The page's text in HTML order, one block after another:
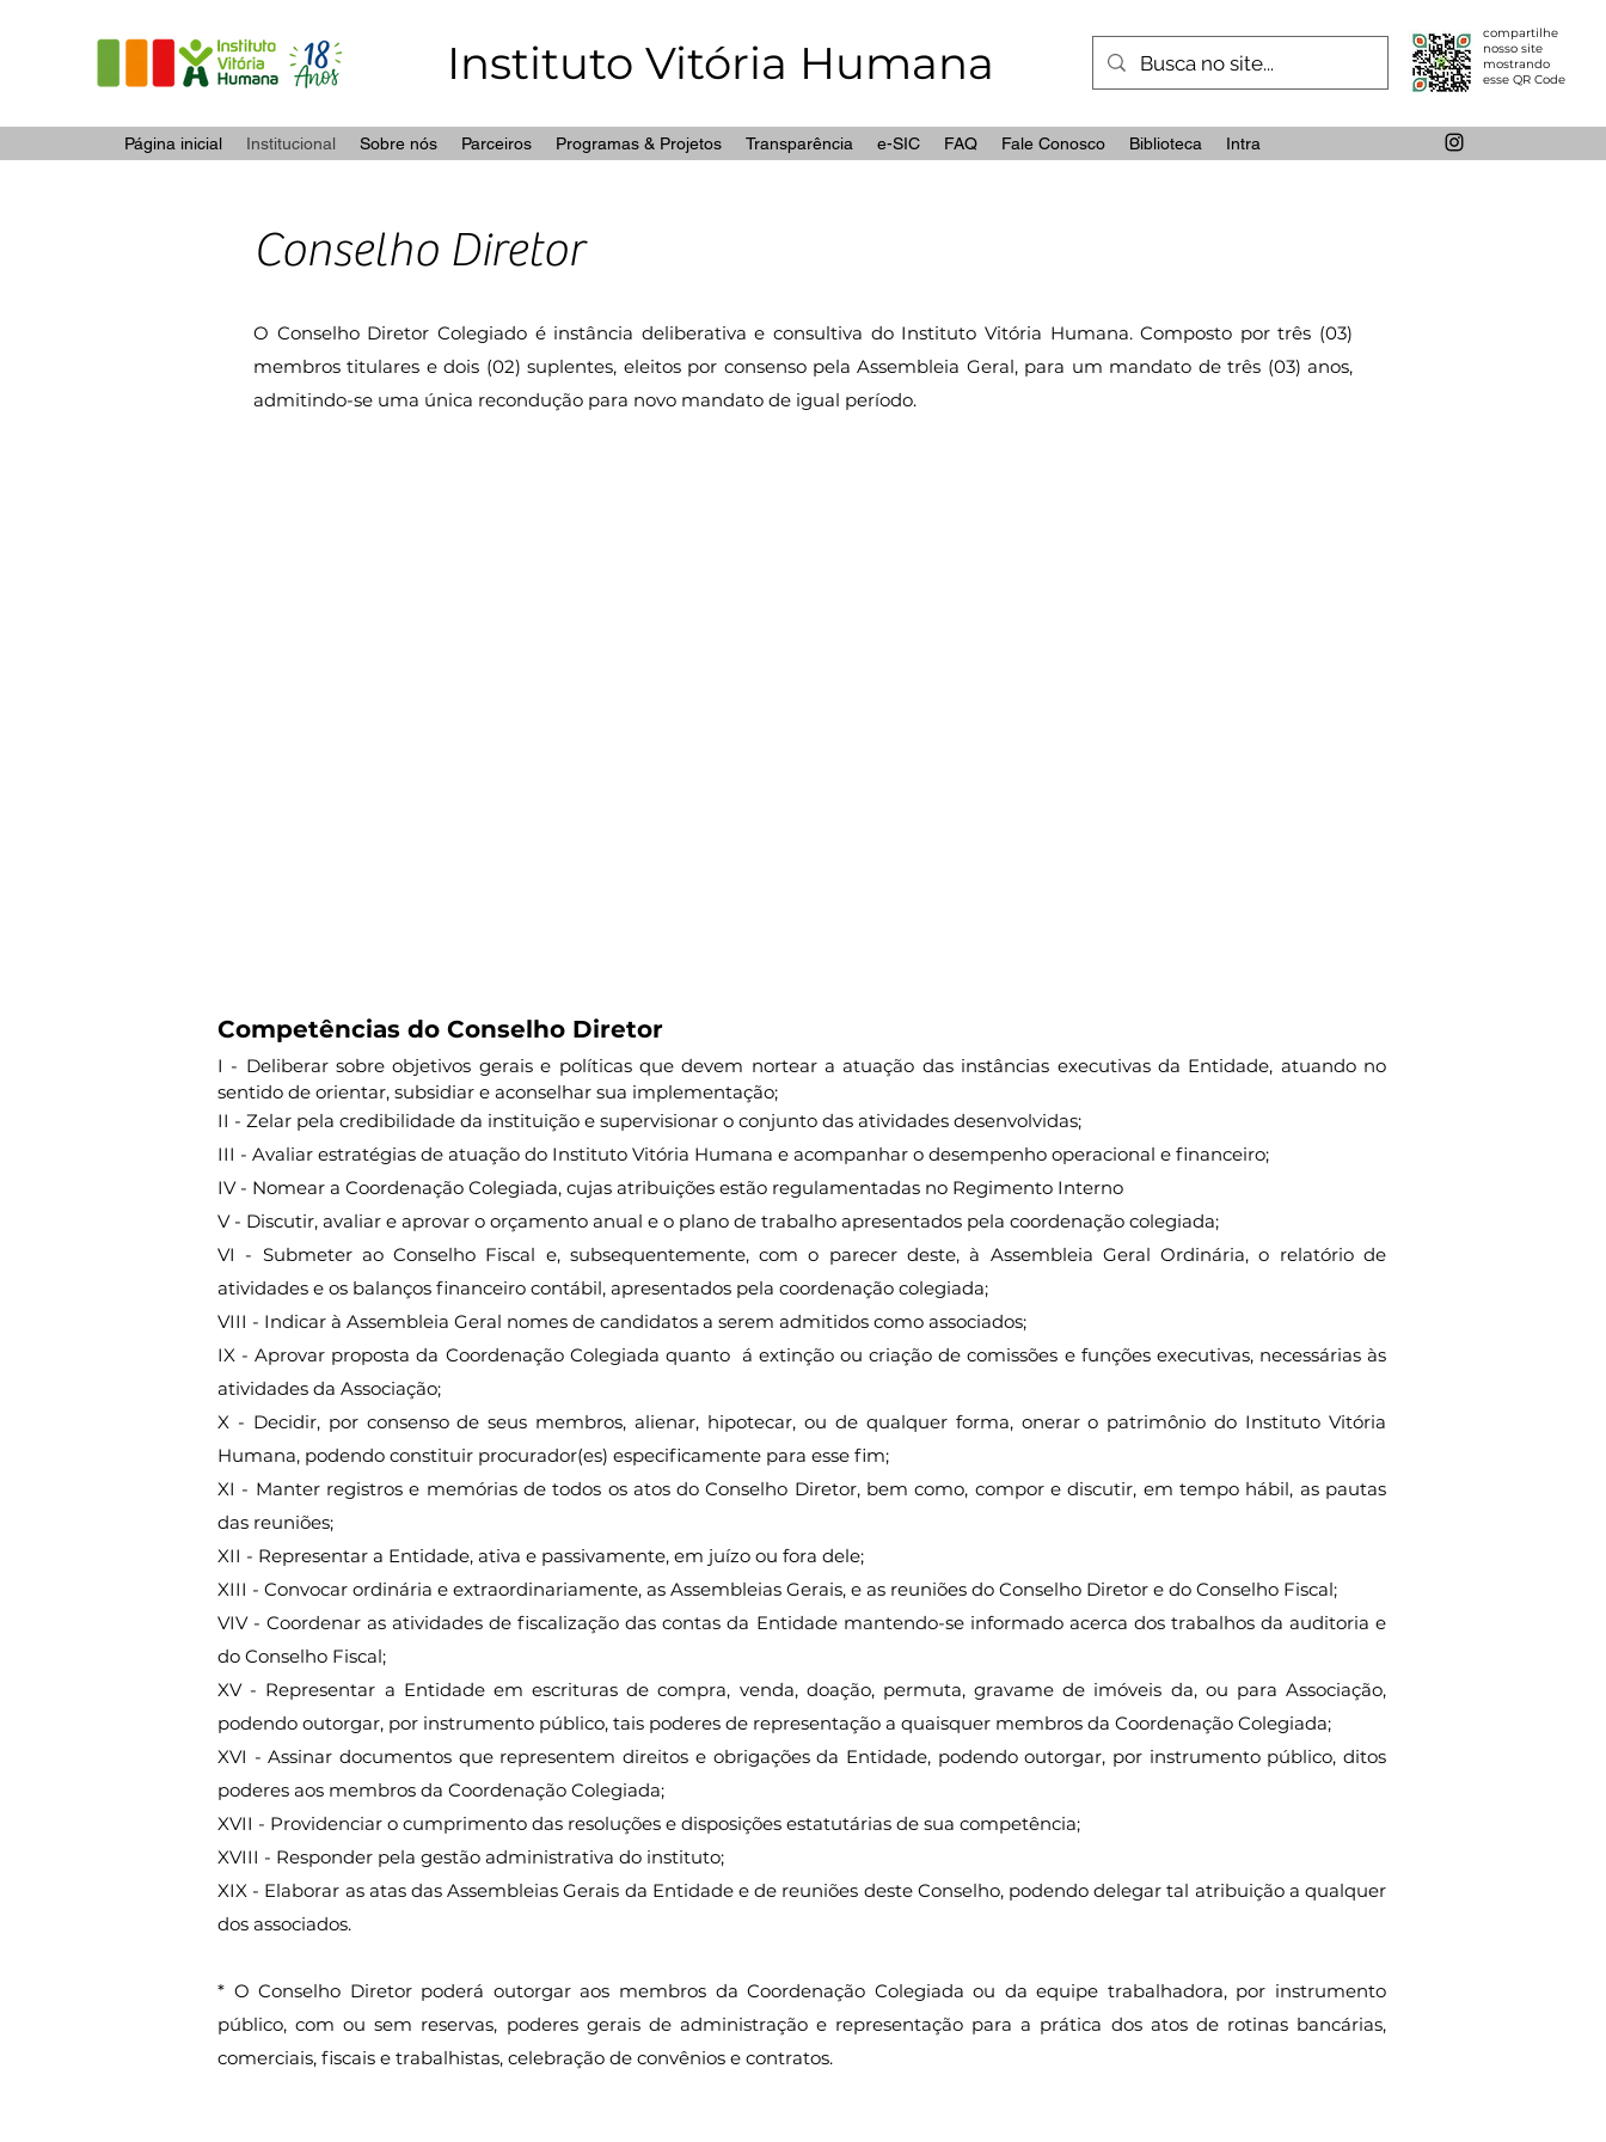
Instituto Vitória Humana
compartilhe
nosso site
mostrando
esse QR Code
Página inicial Institucional Sobre nós Parceiros Programas & Projetos Transparência e-SIC FAQ Fale Conosco Biblioteca Intra
Conselho Diretor
O Conselho Diretor Colegiado é instância deliberativa e consultiva do Instituto Vitória Humana. Composto por três (03)
membros titulares e dois (02) suplentes, eleitos por consenso pela Assembleia Geral, para um mandato de três (03) anos,
admitindo-se uma única recondução para novo mandato de igual período.
Competências do Conselho Diretor
I - Deliberar sobre objetivos gerais e políticas que devem nortear a atuação das instâncias executivas da Entidade, atuando no
sentido de orientar, subsidiar e aconselhar sua implementação;
II - Zelar pela credibilidade da instituição e supervisionar o conjunto das atividades desenvolvidas;
III - Avaliar estratégias de atuação do Instituto Vitória Humana e acompanhar o desempenho operacional e financeiro;
IV - Nomear a Coordenação Colegiada, cujas atribuições estão regulamentadas no Regimento Interno
V - Discutir, avaliar e aprovar o orçamento anual e o plano de trabalho apresentados pela coordenação colegiada;
VI - Submeter ao Conselho Fiscal e, subsequentemente, com o parecer deste, à Assembleia Geral Ordinária, o relatório de
atividades e os balanços financeiro contábil, apresentados pela coordenação colegiada;
VIII - Indicar à Assembleia Geral nomes de candidatos a serem admitidos como associados;
IX - Aprovar proposta da Coordenação Colegiada quanto á extinção ou criação de comissões e funções executivas, necessárias às
atividades da Associação;
X - Decidir, por consenso de seus membros, alienar, hipotecar, ou de qualquer forma, onerar o patrimônio do Instituto Vitória
Humana, podendo constituir procurador(es) especificamente para esse fim;
XI - Manter registros e memórias de todos os atos do Conselho Diretor, bem como, compor e discutir, em tempo hábil, as pautas
das reuniões;
XII - Representar a Entidade, ativa e passivamente, em juízo ou fora dele;
XIII - Convocar ordinária e extraordinariamente, as Assembleias Gerais, e as reuniões do Conselho Diretor e do Conselho Fiscal;
VIV - Coordenar as atividades de fiscalização das contas da Entidade mantendo-se informado acerca dos trabalhos da auditoria e
do Conselho Fiscal;
XV - Representar a Entidade em escrituras de compra, venda, doação, permuta, gravame de imóveis da, ou para Associação,
podendo outorgar, por instrumento público, tais poderes de representação a quaisquer membros da Coordenação Colegiada;
XVI - Assinar documentos que representem direitos e obrigações da Entidade, podendo outorgar, por instrumento público, ditos
poderes aos membros da Coordenação Colegiada;
XVII - Providenciar o cumprimento das resoluções e disposições estatutárias de sua competência;
XVIII - Responder pela gestão administrativa do instituto;
XIX - Elaborar as atas das Assembleias Gerais da Entidade e de reuniões deste Conselho, podendo delegar tal atribuição a qualquer
dos associados.
* O Conselho Diretor poderá outorgar aos membros da Coordenação Colegiada ou da equipe trabalhadora, por instrumento
público, com ou sem reservas, poderes gerais de administração e representação para a prática dos atos de rotinas bancárias,
comerciais, fiscais e trabalhistas, celebração de convênios e contratos.